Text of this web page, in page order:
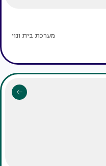
מערכת בית ונוי